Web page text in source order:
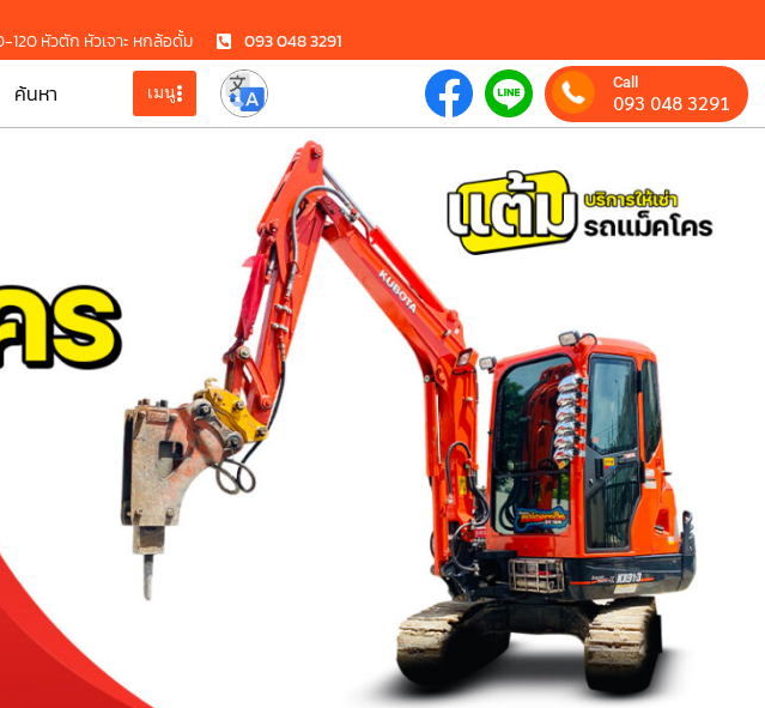
120 หัวตัก หัวเจาะ หกล้อดั้ม 093 048 3291
ค้นหา เมนู Call
093 048 3291